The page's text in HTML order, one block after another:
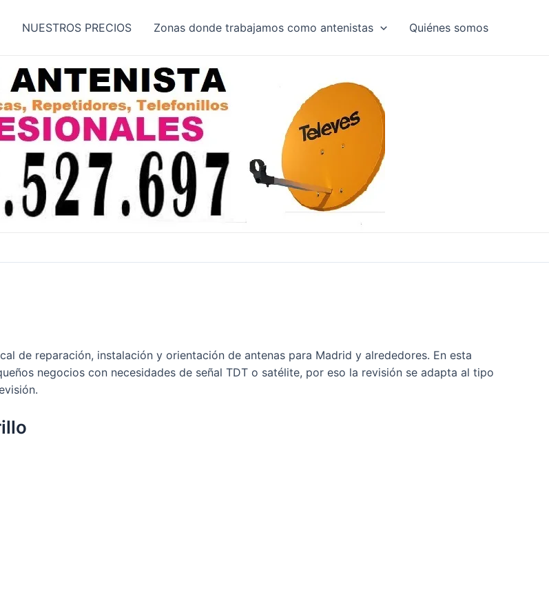
NUESTROS PRECIOS Zonas donde trabajamos como antenistas Quiénes somos
de reparación, instalación y orientación de antenas para Madrid y alrededores. En esta
negocios con necesidades de señal TDT o satélite, por eso la revisión se adapta al tipo